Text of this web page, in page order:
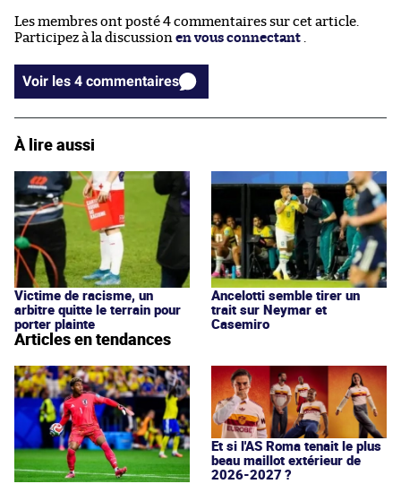
Les membres ont posté 4 commentaires sur cet article.
Participez à la discussion en vous connectant
Voir les 4 commentaires
À lire aussi
Victime de racisme, un
arbitre quitte le terrain pour
porter plainte
Ancelotti semble tirer un
trait sur Neymar et
Casemiro
Articles en tendances
Et si l'AS Roma tenait le plus
beau maillot extérieur de
2026-2027 ?